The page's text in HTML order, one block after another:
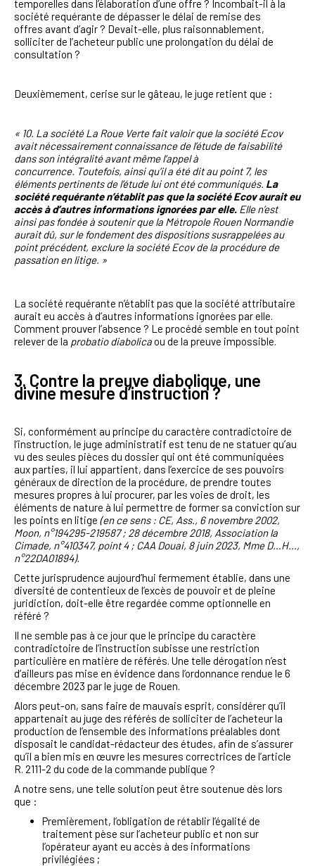
temporelles dans l’élaboration d’une offre ? Incombait-il à la
société requérante de dépasser le délai de remise des
offres avant d’agir ? Devait-elle, plus raisonnablement,
solliciter de l’acheteur public une prolongation du délai de
consultation ?
Deuxièmement, cerise sur le gâteau, le juge retient que :
« 10. La société La Roue Verte fait valoir que la société Ecov
avait nécessairement connaissance de l’étude de faisabilité
dans son intégralité avant même l’appel à
concurrence. Toutefois, ainsi qu’il a été dit au point 7, les
éléments pertinents de l’étude lui ont été communiqués. La
société requérante n’établit pas que la société Ecov aurait eu
accès à d’autres informations ignorées par elle. Elle n’est
ainsi pas fondée à soutenir que la Métropole Rouen Normandie
aurait dû, sur le fondement des dispositions susrappelées au
point précédent, exclure la société Ecov de la procédure de
passation en litige. »
La société requérante n’établit pas que la société attributaire
aurait eu accès à d’autres informations ignorées par elle.
Comment prouver l’absence ? Le procédé semble en tout point
relever de la probatio diabolicaou de la preuve impossible.
3. Contre la preuve diabolique, une
divine mesure d’instruction ?
Si, conformément au principe du caractère contradictoire de
l’instruction, le juge administratif est tenu de ne statuer qu’au
vu des seules pièces du dossier qui ont été communiquées
aux parties, il lui appartient, dans l’exercice de ses pouvoirs
généraux de direction de la procédure, de prendre toutes
mesures propres à lui procurer, par les voies de droit, les
éléments de nature à lui permettre de former sa conviction sur
les points en litige (en ce sens : CE, Ass., 6 novembre 2002,
Moon, n°194295-219587 ; 28 décembre 2018, Association la
Cimade, n°410347, point 4 ; CAA Douai, 8 juin 2023, Mme D…H…,
n°22DA01894).
Cette jurisprudence aujourd’hui fermement établie, dans une
diversité de contentieux de l’excès de pouvoir et de pleine
juridiction, doit-elle être regardée comme optionnelle en
référé ?
Il ne semble pas à ce jour que le principe du caractère
contradictoire de l’instruction subisse une restriction
particulière en matière de référés. Une telle dérogation n’est
d’ailleurs pas mise en évidence dans l’ordonnance rendue le 6
décembre 2023 par le juge de Rouen.
Alors peut-on, sans faire de mauvais esprit, considérer qu’il
appartenait au juge des référés de solliciter de l’acheteur la
production de l’ensemble des informations préalables dont
disposait le candidat-rédacteur des études, afin de s’assurer
qu’il a bien mis en œuvre les mesures correctrices de l’article
R. 2111-2 du code de la commande publique ?
A notre sens, une telle solution peut être soutenue dès lors
que :
Premièrement, l’obligation de rétablir l’égalité de
traitement pèse sur l’acheteur public et non sur
l’opérateur ayant eu accès à des informations
privilégiées ;